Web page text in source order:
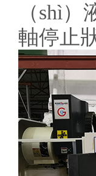
（shì
軸停止